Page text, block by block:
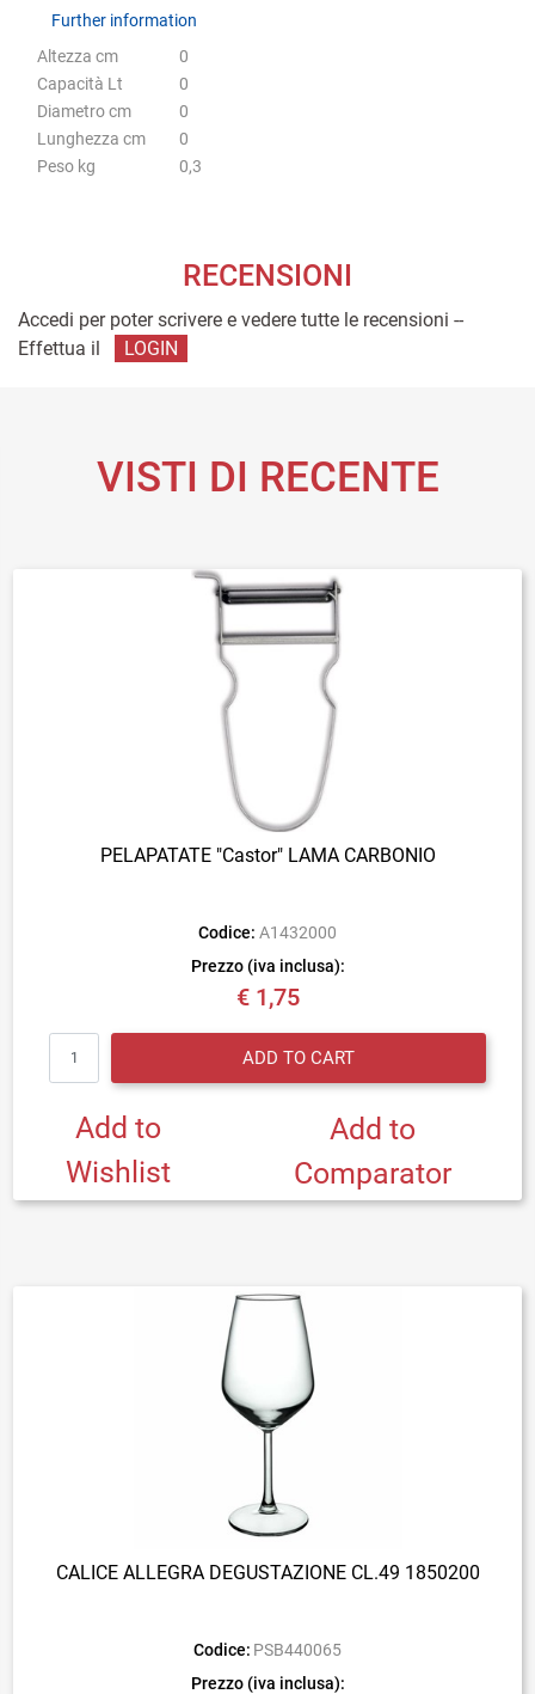
Further information
Further information
Altezza cm
0
Capacità Lt
0
Diametro cm
0
Lunghezza cm
0
Peso kg
0,3
RECENSIONI
Accedi per poter scrivere e vedere tutte le recensioni --
Effettua il
LOGIN
VISTI DI RECENTE
PELAPATATE "Castor" LAMA CARBONIO
Codice: A1432000
Prezzo (iva inclusa):
€ 1,75
ADD TO CART
Add to
Wishlist
Add to
Comparator
CALICE ALLEGRA DEGUSTAZIONE CL.49 1850200
Codice: PSB440065
Prezzo (iva inclusa):